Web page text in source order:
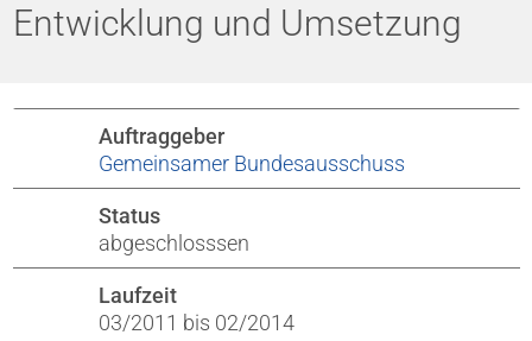
Entwicklung und Umsetzung
Auftraggeber
Gemeinsamer Bundesausschuss
Status
abgeschlosssen
Laufzeit
03/2011 bis 02/2014